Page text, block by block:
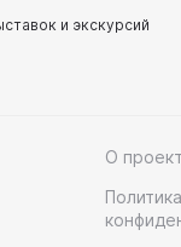
и экскурсий
О
Политика